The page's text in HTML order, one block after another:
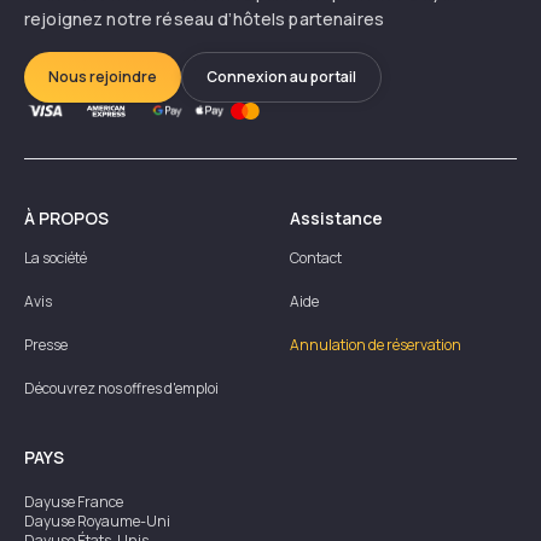
rejoignez notre réseau d’hôtels partenaires
Nous rejoindre Connexion au portail
À PROPOS
La société
Avis
Presse
Découvrez nos offres d'emploi
Assistance
Contact
Aide
Annulation de réservation
PAYS
DayuseFrance
DayuseRoyaume-Uni